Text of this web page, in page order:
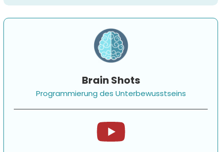
Brain Shots
Programmierung des Unterbewusstseins